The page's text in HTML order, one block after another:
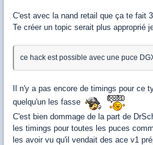
C'est avec la nand retail que ça te fait
Te créer un topic serait plus approprié
ce hack est possible avec une puce
Il n'y a pas encore de timings pour ce
quelqu'un les fasse
C'est bien dommage de la part de
les timings pour toutes les puces
les avoir vu qu'il vendait des ace v1